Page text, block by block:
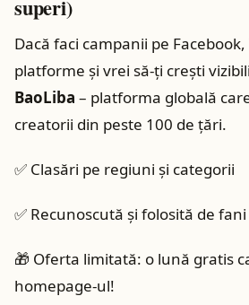
superi)
Dacă faci campanii pe
platforme și vrei să-ți crești
BaoLiba – platforma globală
creatorii din peste 100 de țări.
✅ Clasări pe regiuni și categorii
✅ Recunoscută și folosită de
🎁 Oferta limitată: o lună gratis
homepage-ul!